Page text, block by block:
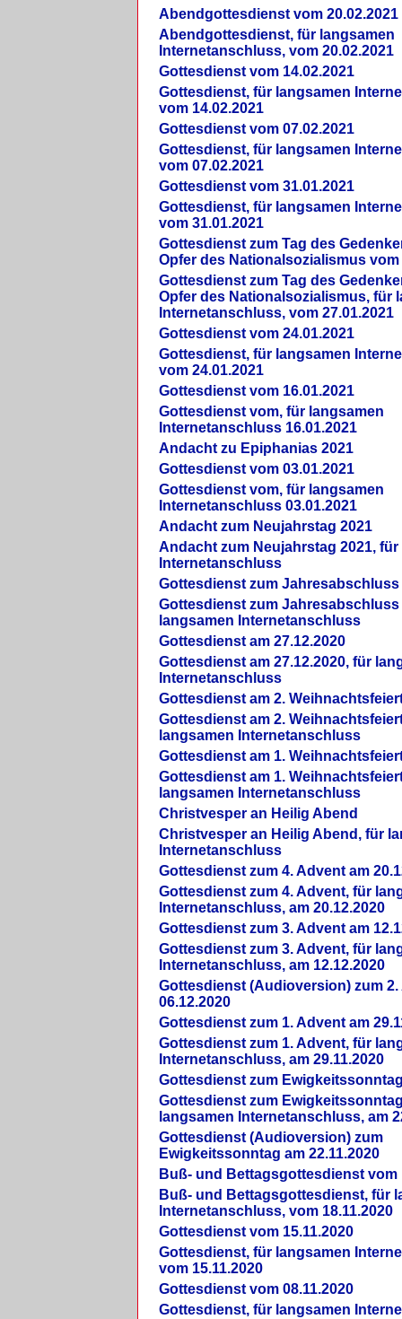
Abendgottesdienst vom 20.02.2021
Abendgottesdienst, für langsamen
Internetanschluss, vom 20.02.2021
Gottesdienst vom 14.02.2021
Gottesdienst, für langsamen
vom 14.02.2021
Gottesdienst vom 07.02.2021
Gottesdienst, für langsamen
vom 07.02.2021
Gottesdienst vom 31.01.2021
Gottesdienst, für langsamen
vom 31.01.2021
Gottesdienst zum Tag des
Opfer des Nationalsozialismus vom
Gottesdienst zum Tag des
Opfer des Nationalsozialismus, für
Internetanschluss, vom 27.01.2021
Gottesdienst vom 24.01.2021
Gottesdienst, für langsamen
vom 24.01.2021
Gottesdienst vom 16.01.2021
Gottesdienst vom, für langsamen
Internetanschluss 16.01.2021
Andacht zu Epiphanias 2021
Gottesdienst vom 03.01.2021
Gottesdienst vom, für langsamen
Internetanschluss 03.01.2021
Andacht zum Neujahrstag 2021
Andacht zum Neujahrstag 2021,
Internetanschluss
Gottesdienst zum Jahresabschluss
Gottesdienst zum Jahresabschluss
langsamen Internetanschluss
Gottesdienst am 27.12.2020
Gottesdienst am 27.12.2020, für
Internetanschluss
Gottesdienst am 2.
Gottesdienst am 2.
langsamen Internetanschluss
Gottesdienst am 1.
Gottesdienst am 1.
langsamen Internetanschluss
Christvesper an Heilig Abend
Christvesper an Heilig Abend, für
Internetanschluss
Gottesdienst zum 4. Advent am
Gottesdienst zum 4. Advent, für
Internetanschluss, am 20.12.2020
Gottesdienst zum 3. Advent am
Gottesdienst zum 3. Advent, für
Internetanschluss, am 12.12.2020
Gottesdienst (Audioversion) zum 2.
06.12.2020
Gottesdienst zum 1. Advent am
Gottesdienst zum 1. Advent, für
Internetanschluss, am 29.11.2020
Gottesdienst zum
Gottesdienst zum
langsamen Internetanschluss, am
Gottesdienst (Audioversion) zum
Ewigkeitssonntag am 22.11.2020
Buß- und Bettagsgottesdienst vom
Buß- und Bettagsgottesdienst, für
Internetanschluss, vom 18.11.2020
Gottesdienst vom 15.11.2020
Gottesdienst, für langsamen
vom 15.11.2020
Gottesdienst vom 08.11.2020
Gottesdienst, für langsamen